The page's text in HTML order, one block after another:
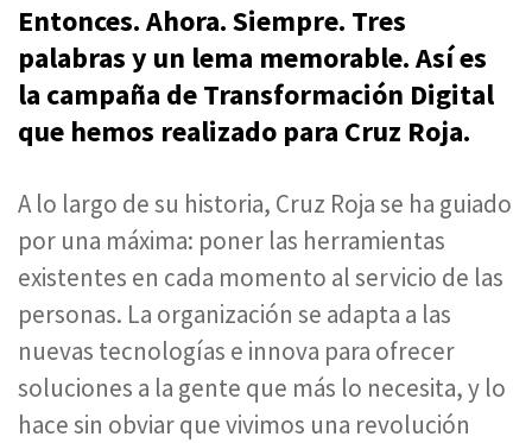
Entonces. Ahora. Siempre. Tres
palabras y un lema memorable. Así es
la campaña de Transformación Digital
que hemos realizado para Cruz Roja.
A lo largo de su historia, Cruz Roja se ha guiado
por una máxima: poner las herramientas
existentes en cada momento al servicio de las
personas. La organización se adapta a las
nuevas tecnologías e innova para ofrecer
soluciones a la gente que más lo necesita, y lo
hace sin obviar que vivimos una revolución